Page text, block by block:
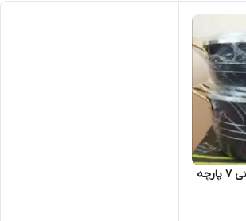
سرویس قابلمه گرانیتی 7 پارچه